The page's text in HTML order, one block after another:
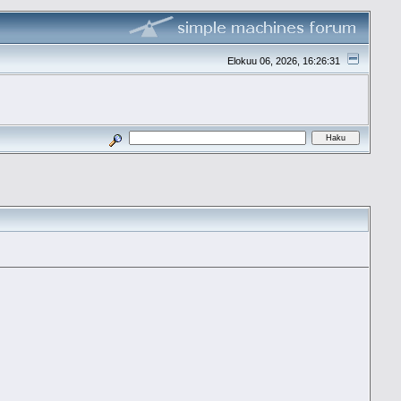
Elokuu 06, 2026, 16:26:31